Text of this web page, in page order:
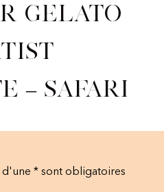
Gelato
– Safari
d'une * sont obligatoires